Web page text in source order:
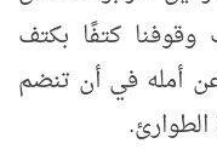
كتفًا بكتف
عن أمله في أن تنضم